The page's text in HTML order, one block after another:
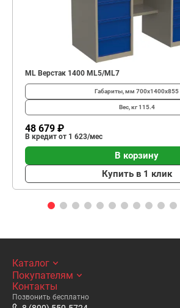
ML Верстак 1400 ML5/ML7
Габариты, мм 700х1400х855
Вес, кг115.4
48 679 ₽
В кредит от 1 623/мес
В корзину
Купить в 1 клик
Каталог
Покупателям
Контакты
Позвонить бесплатно